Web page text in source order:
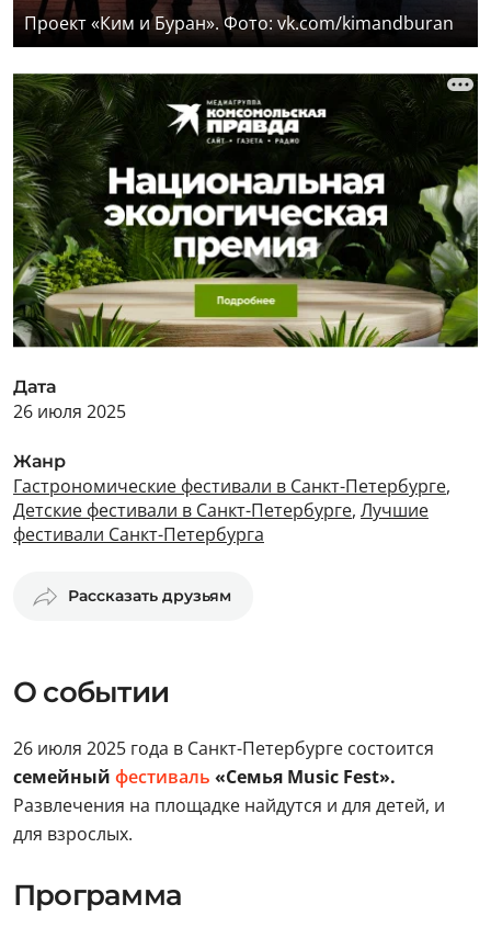
Проект «Ким и Буран». Фото: vk.com/kimandburan
Дата
26 июля 2025
Жанр
Гастрономические фестивали в Санкт-Петербурге,
Детские фестивали в Санкт-Петербурге, Лучшие
фестивали Санкт-Петербурга
Рассказать друзьям
О событии
26 июля 2025 года в Санкт-Петербурге состоится
семейный фестиваль «Семья Music Fest».
Развлечения на площадке найдутся и для детей, и
для взрослых.
Программа